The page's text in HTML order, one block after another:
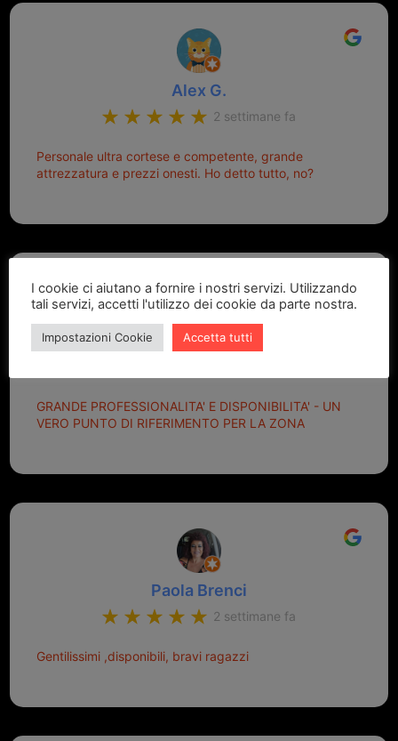
Alex G.
2 settimane fa
Personale ultra cortese e competente, grande
attrezzatura e prezzi onesti. Ho detto tutto, no?
Marcello Dastoli
GRANDE PROFESSIONALITA' E DISPONIBILITA' - UN
VERO PUNTO DI RIFERIMENTO PER LA ZONA
Paola Brenci
2 settimane fa
Gentilissimi ,disponibili, bravi ragazzi
I cookie ci aiutano a fornire i nostri servizi. Utilizzando
tali servizi, accetti l'utilizzo dei cookie da parte nostra.
Impostazioni Cookie Accetta tutti